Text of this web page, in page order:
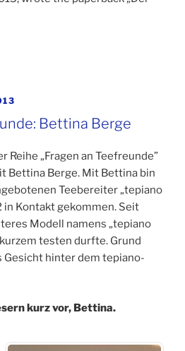
Bettina Berge
Reihe „Fragen an Teefreunde”
Bettina Berge. Mit Bettina bin
Teebereiter „tepiano
in Kontakt gekommen. Seit
Modell namens „tepiano
kurzem testen durfte. Grund
Gesicht hinter dem tepiano-
kurz vor, Bettina.